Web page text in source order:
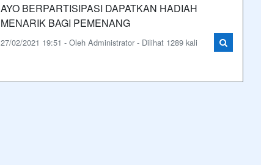
AYO BERPARTISIPASI DAPATKAN HADIAH
MENARIK BAGI PEMENANG
27/02/2021 19:51 - Oleh Administrator - Dilihat 1289 kali